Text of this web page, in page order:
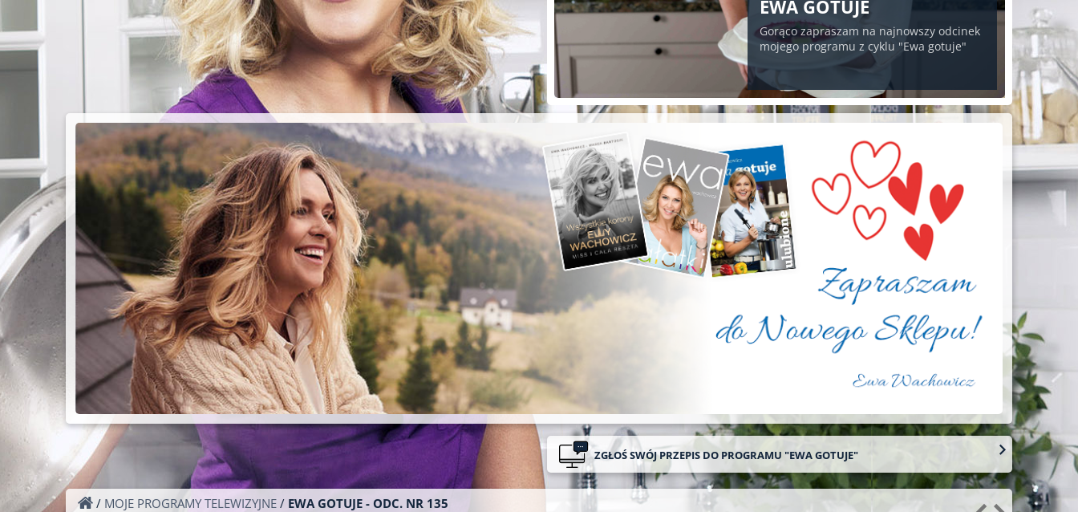
PIECZYSTE POD
CHMURKĄ!
Przepisy na grilla;-)
EWA GOTUJE
Gorąco zapraszam na najnowszy odcinek
mojego programu z cyklu "Ewa gotuje"
ZGŁOŚ SWÓJ PRZEPIS DO PROGRAMU "EWA GOTUJE"
/ MOJE PROGRAMY TELEWIZYJNE / EWA GOTUJE - ODC. NR 135